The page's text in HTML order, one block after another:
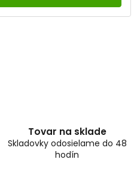
Tovar na sklade
Skladovky odosielame do 48
hodín